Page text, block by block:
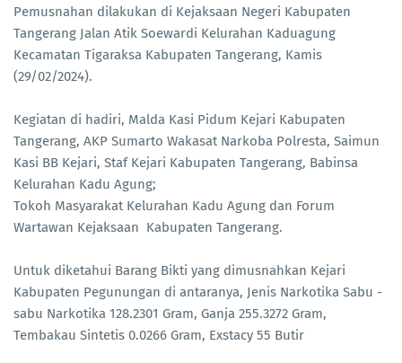
Pemusnahan dilakukan di Kejaksaan Negeri Kabupaten
Tangerang Jalan Atik Soewardi Kelurahan Kaduagung
Kecamatan Tigaraksa Kabupaten Tangerang, Kamis
(29/02/2024).
Kegiatan di hadiri, Malda Kasi Pidum Kejari Kabupaten
Tangerang, AKP Sumarto Wakasat Narkoba Polresta, Saimun
Kasi BB Kejari, Staf Kejari Kabupaten Tangerang, Babinsa
Kelurahan Kadu Agung;
Tokoh Masyarakat Kelurahan Kadu Agung dan Forum
Wartawan Kejaksaan Kabupaten Tangerang.
Untuk diketahui Barang Bikti yang dimusnahkan Kejari
Kabupaten Pegunungan di antaranya, Jenis Narkotika Sabu -
sabu Narkotika 128.2301 Gram, Ganja 255.3272 Gram,
Tembakau Sintetis 0.0266 Gram, Exstacy 55 Butir